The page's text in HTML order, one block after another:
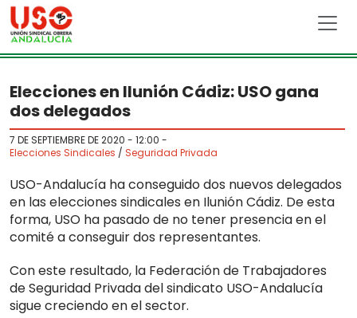
Skip to main content
Elecciones en Ilunión Cádiz: USO gana
dos delegados
7 DE SEPTIEMBRE DE 2020 - 12:00 -
Elecciones Sindicales / Seguridad Privada
USO-Andalucía ha conseguido dos nuevos delegados
en las elecciones sindicales en Ilunión Cádiz. De esta
forma, USO ha pasado de no tener presencia en el
comité a conseguir dos representantes.
Con este resultado, la Federación de Trabajadores
de Seguridad Privada del sindicato USO-Andalucía
sigue creciendo en el sector.